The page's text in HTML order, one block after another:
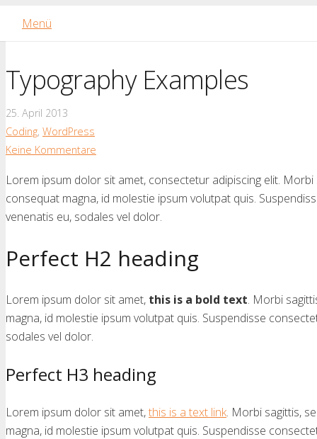
Menü
Typography Examples
25. April 2013
Coding, WordPress
Keine Kommentare
Lorem ipsum dolor sit amet, consectetur adipiscing elit.
consequat magna, id molestie ipsum volutpat quis.
venenatis eu, sodales vel dolor.
Perfect H2 heading
Lorem ipsum dolor sit amet, this is a bold text. Morbi
magna, id molestie ipsum volutpat quis. Suspendisse
sodales vel dolor.
Perfect H3 heading
Lorem ipsum dolor sit amet,this is a text link. Morbi sagittis,
magna, id molestie ipsum volutpat quis. Suspendisse